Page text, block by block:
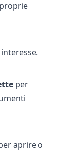
per
aprire o